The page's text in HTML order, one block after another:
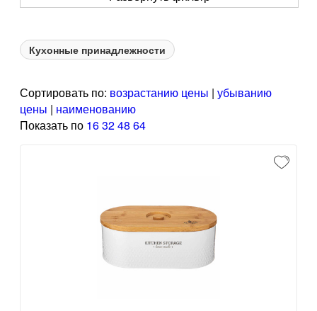
Кухонные принадлежности
Сортировать по: возрастанию цены | убыванию
цены | наименованию
Показать по 163248 64